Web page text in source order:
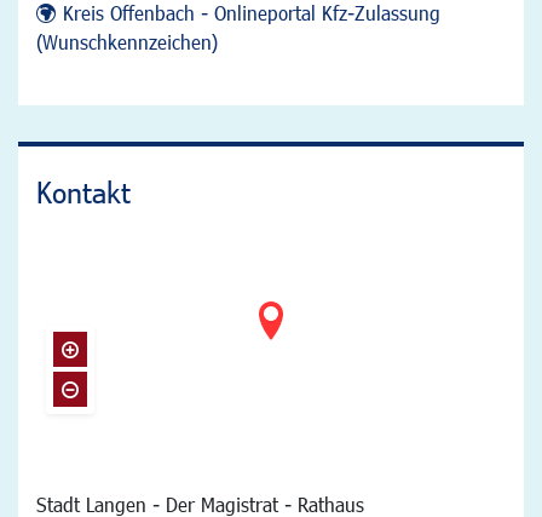
Kreis Offenbach - Onlineportal Kfz-Zulassung
(Wunschkennzeichen)
Kontakt
Stadt Langen - Der Magistrat - Rathaus